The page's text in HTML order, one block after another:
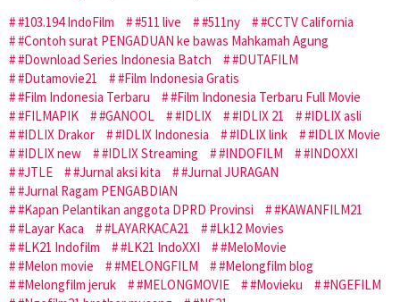
#103.194 IndoFilm
#511 live #511ny
#CCTV California
#Contoh surat PENGADUAN ke bawas Mahkamah Agung
#Download Series Indonesia Batch
#DUTAFILM
#Dutamovie21
#Film Indonesia Gratis
#Film Indonesia Terbaru
#Film Indonesia Terbaru Full Movie
#FILMAPIK
#GANOOL #IDLIX #IDLIX 21
#IDLIX asli
#IDLIX Drakor
#IDLIX Indonesia #IDLIX link
#IDLIX Movie
#IDLIX new
#IDLIX Streaming #INDOFILM
#INDOXXI
#JTLE
#Jurnal aksi kita
#Jurnal JURAGAN
#Jurnal Ragam PENGABDIAN
#Kapan Pelantikan anggota DPRD Provinsi
#KAWANFILM21
#Layar Kaca
#LAYARKACA21
#Lk12 Movies
#LK21 Indofilm
#LK21 IndoXXI
#MeloMovie
#Melon movie
#MELONGFILM
#Melongfilm blog
#Melongfilm jeruk
#MELONGMOVIE #Movieku
#NGEFILM